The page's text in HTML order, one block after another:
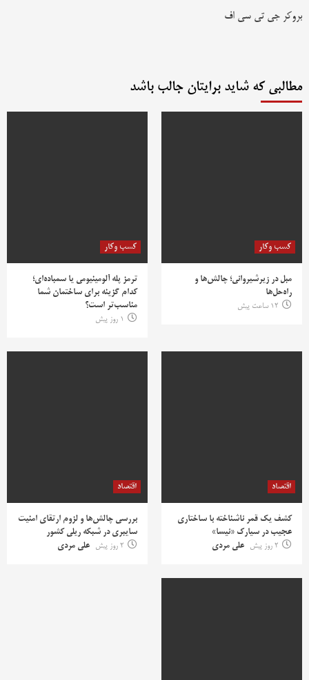
بروکر جی تی سی اف
مطالبی که شاید برایتان جالب باشد
کسب وکار
مبل در زیرشیروانی؛ چالش‌ها و
راه‌حل‌ها
12 ساعت پیش
کسب وکار
ترمز پله آلومینیومی یا سمباده‌ای؛
کدام گزینه برای ساختمان شما
مناسب‌تر است؟
1 روز پیش
اقتصاد
کشف یک قمر ناشناخته با ساختاری
عجیب در سیارک «نیسا»
2 روز پیش
علی مردی
اقتصاد
بررسی چالش‌ها و لزوم ارتقای امنیت
سایبری در شبکه ریلی کشور
2 روز پیش
علی مردی